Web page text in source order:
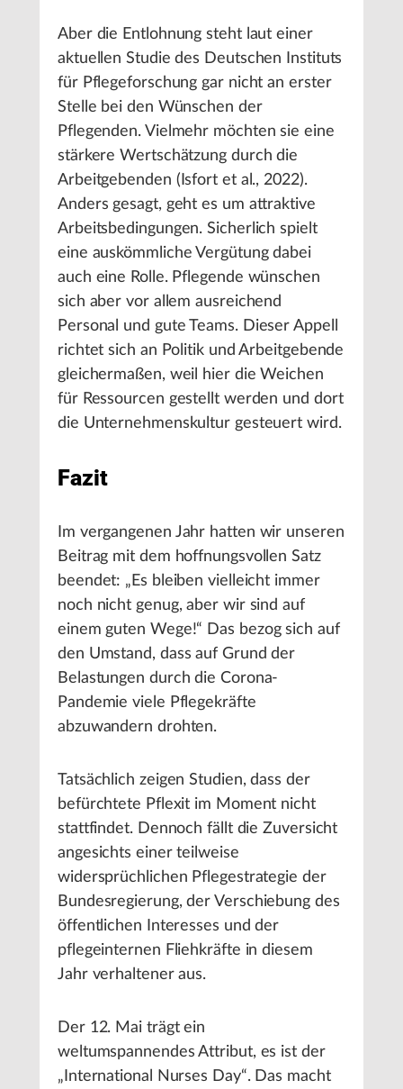
Aber die Entlohnung steht laut einer
aktuellen Studie des Deutschen Instituts
für Pflegeforschung gar nicht an erster
Stelle bei den Wünschen der
Pflegenden. Vielmehr möchten sie eine
stärkere Wertschätzung durch die
Arbeitgebenden (Isfort et al., 2022).
Anders gesagt, geht es um attraktive
Arbeitsbedingungen. Sicherlich spielt
eine auskömmliche Vergütung dabei
auch eine Rolle. Pflegende wünschen
sich aber vor allem ausreichend
Personal und gute Teams. Dieser Appell
richtet sich an Politik und Arbeitgebende
gleichermaßen, weil hier die Weichen
für Ressourcen gestellt werden und dort
die Unternehmenskultur gesteuert wird.
Fazit
Im vergangenen Jahr hatten wir unseren
Beitrag mit dem hoffnungsvollen Satz
beendet: „Es bleiben vielleicht immer
noch nicht genug, aber wir sind auf
einem guten Wege!“ Das bezog sich auf
den Umstand, dass auf Grund der
Belastungen durch die Corona-
Pandemie viele Pflegekräfte
abzuwandern drohten.
Tatsächlich zeigen Studien, dass der
befürchtete Pflexit im Moment nicht
stattfindet. Dennoch fällt die Zuversicht
angesichts einer teilweise
widersprüchlichen Pflegestrategie der
Bundesregierung, der Verschiebung des
öffentlichen Interesses und der
pflegeinternen Fliehkräfte in diesem
Jahr verhaltener aus.
Der 12. Mai trägt ein
weltumspannendes Attribut, es ist der
„International Nurses Day“. Das macht